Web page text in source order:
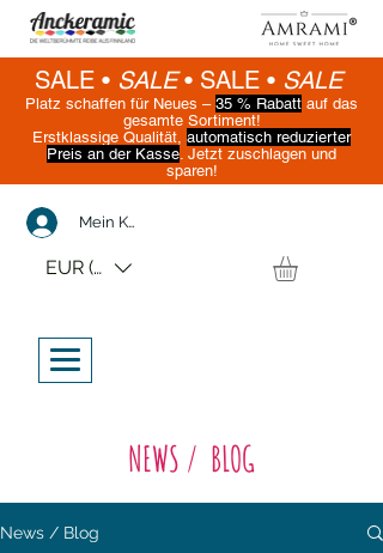
SALE • SALE• SALE • SALE
Platz schaffen für Neues – 35 % Rabatt auf das
gesamte Sortiment!
Erstklassige Qualität, automatisch reduzierter
Preis an der Kasse. Jetzt zuschlagen und
sparen!
Mein Konto
EUR (€)
NEWS / BLOG
News / Blog